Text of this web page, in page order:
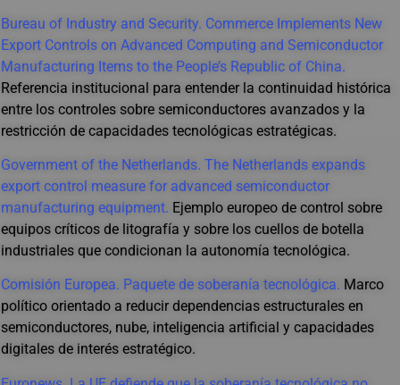
Bureau of Industry and Security. Commerce Implements New
Export Controls on Advanced Computing and Semiconductor
Manufacturing Items to the People’s Republic of China.
Referencia institucional para entender la continuidad histórica
entre los controles sobre semiconductores avanzados y la
restricción de capacidades tecnológicas estratégicas.
Government of the Netherlands. The Netherlands expands
export control measure for advanced semiconductor
manufacturing equipment. Ejemplo europeo de control sobre
equipos críticos de litografía y sobre los cuellos de botella
industriales que condicionan la autonomía tecnológica.
Comisión Europea. Paquete de soberanía tecnológica. Marco
político orientado a reducir dependencias estructurales en
semiconductores, nube, inteligencia artificial y capacidades
digitales de interés estratégico.